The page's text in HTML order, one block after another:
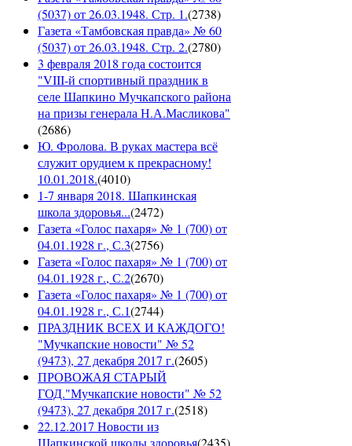
(5037) от 26.03.1948. Стр. 1.(2738)
Газета «Тамбовская правда» № 60
(5037) от 26.03.1948. Стр. 2.(2780)
3 февраля 2018 года состоится
"VIII-й спортивный праздник в
селе Шапкино Мучкапского района
на призы генерала Н.А.Масликова"
(2686)
Ю. Фролова. В руках мастера всё
служит орудием к прекрасному!
10.01.2018.(4010)
1-7 января 2018. Шапкинская
школа здоровья...(2472)
Газета «Голос пахаря» № 1 (700) от
04.01.1928 г., С.3(2756)
Газета «Голос пахаря» № 1 (700) от
04.01.1928 г., С.2(2670)
Газета «Голос пахаря» № 1 (700) от
04.01.1928 г., С.1(2744)
ПРАЗДНИК ВСЕХ И КАЖДОГО!
"Мучкапские новости" № 52
(9473), 27 декабря 2017 г.(2605)
ПРОВОЖАЯ СТАРЫЙ
ГОД."Мучкапские новости" № 52
(9473), 27 декабря 2017 г.(2518)
22.12.2017 Новости из